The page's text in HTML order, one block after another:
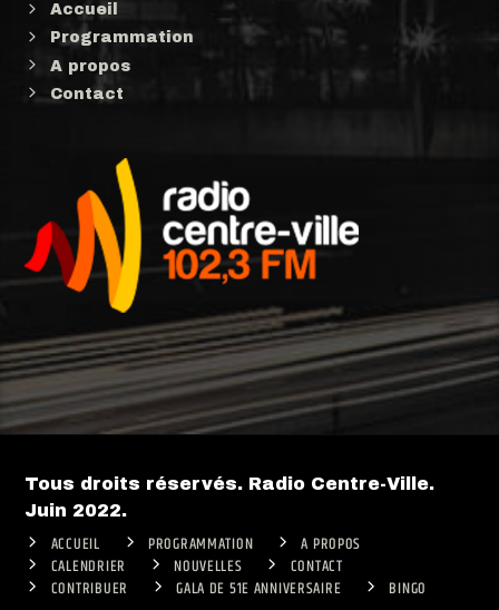
Accueil
Programmation
A propos
Contact
Tous droits réservés. Radio Centre-Ville.
Juin 2022.
ACCUEIL PROGRAMMATION
A PROPOS
CALENDRIER
NOUVELLES
CONTACT
CONTRIBUER
GALA DE 51E ANNIVERSAIRE BINGO